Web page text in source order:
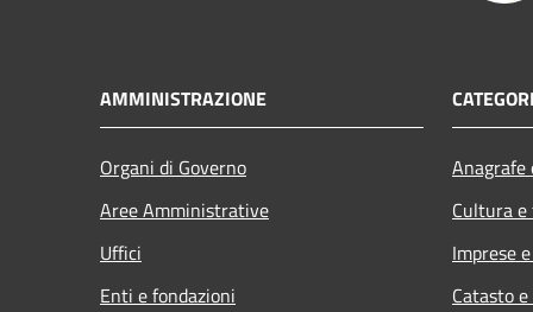
AMMINISTRAZIONE
Organi di Governo
Aree Amministrative
Uffici
Enti e fondazioni
Cultura
Imprese
Catasto